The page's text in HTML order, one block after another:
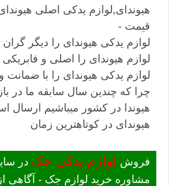
هیوندای,لوازم یدکی اصلی
قیمت -
لوازم یدکی هیوندای را دیگر
لوازم هیوندای را اصلی و
لوازم یدکی هیوندای را با
چرا که چندین سال سابقه ما در
هیوندا در کشور میباشیم ارسال
هیوندای در کوتاهترین زمان
فروش لوازم یدکی جک در
مشاوره خرید لوازم جک - آگاهی